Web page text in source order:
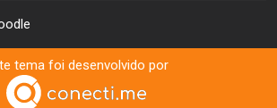
tema foi desenvolvido por